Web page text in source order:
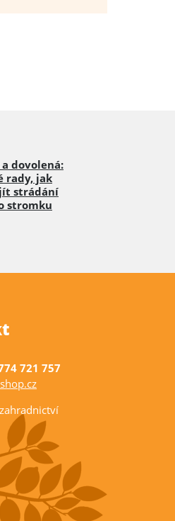
dovolená:
rady, jak
strádání
stromku
721 757